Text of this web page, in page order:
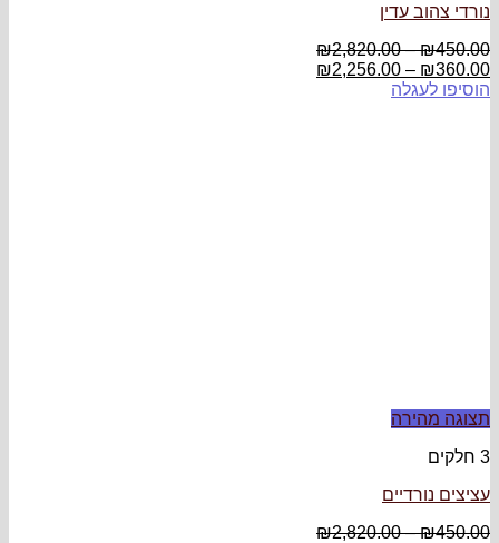
נורדי צהוב עדין
₪450.00
–
₪2,820.00
₪360.00
–
₪2,256.00
הוסיפו לעגלה
תצוגה מהירה
3 חלקים
עציצים נורדיים
₪450.00
–
₪2,820.00